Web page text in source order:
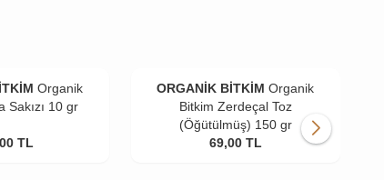
Organik
Sakızı 10 gr
TL
ORGANİK BİTKİM Organik
Bitkim Zerdeçal Toz
(Öğütülmüş) 150 gr
69,00 TL